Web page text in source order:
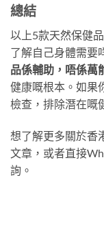
總結
以上5款天然保健
了解自己身體需要
品係輔助，唔係萬
健康嘅根本。如果
檢查，排除潛在嘅
想了解更多關於香
文章，或者直接
詢。